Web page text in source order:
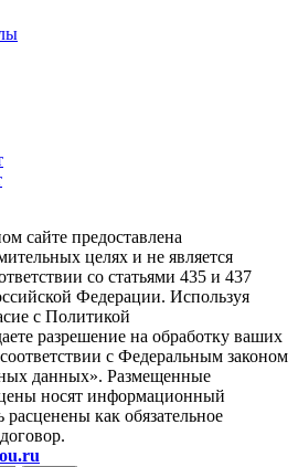
сайте предоставлена
целях и не является
со статьями 435 и 437
Федерации. Используя
с Политикой
разрешение на обработку ваших
с Федеральным законом
данных». Размещенные
носят информационный
как обязательное